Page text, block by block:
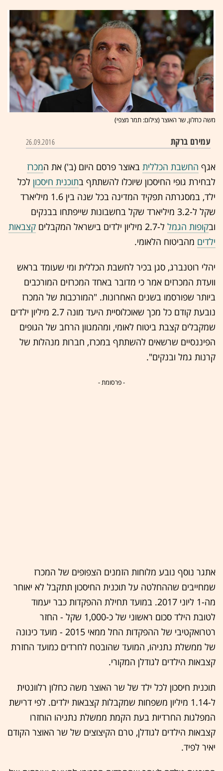
משה כחלון, שר האוצר (צילום: תמר מצפי)
עמירם ברקת 26.09.2016
אגף החשבת הכללית באוצר פרסם היום (ב') את המכרז
לבחירת גופי החיסכון שיוכלו להשתתף בתוכנית חיסכון לכל
ילד, במסגרתה תפקיד המדינה בכל שנה בין 1.6 מיליארד
שקל ל-3.2 מיליארד שקל בחשבונות שייפתחו בבנקים
ובקופות הגמל ל-2.7 מיליון ילדים בישראל המקבלים
קצבאות
ילדים מהביטוח הלאומי.
יהלי רוטנברג, סגן בכיר לחשבת הכללית ומי שעומד בראש
וועדת המכרזים אמר כי מדובר באחד המכרזים המורכבים
ביותר שפורסמו בשנים האחרונות. "המורכבות של המכרז
נובעת קודם כל מכך שאוכלוסיית היעד מונה 2.7 מיליון ילדים
שמקבלים קצבת ביטוח לאומי, ומהמגוון הרחב של הגופים
הפיננסיים שרשאים להשתתף במכרז, חברות מנהלות של
קרנות גמל ובנקים".
- פרסומת -
אתגר נוסף נובע מלוחות הזמנים הצפופים של המכרז
שמחייבים שההחלטה על תוכנית החיסכון תתקבל לא יאוחר
מה-1 ליוני 2017. במועד תחילת ההפקדות כבר יעמוד
לטובת הילד סכום ראשוני של כ-1,000 שקל - החזר
רטרואקטיבי של ההפקדות החל ממאי 2015 - מועד כינונה
של ממשלת נתניהו, המועד שהובטח לחרדים כמועד החזרת
קצבאות הילדים לגודלן המקורי.
תוכנית חיסכון לכל ילד של שר האוצר משה כחלון רלוונטית
ל-1.14 מיליון משפחות שמקבלות קצבאות ילדים. לפי דרישת
המפלגות החרדיות בעת הקמת ממשלת נתניהו הוחזרו
קצבאות הילדים לגודלן, טרם הקיצוצים של שר האוצר הקודם
יאיר לפיד.